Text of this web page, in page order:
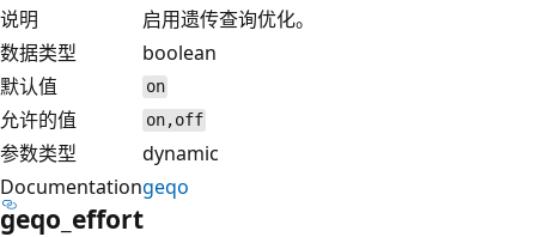
说明
启用遗传查询优化。
数据类型
boolean
默认值
on
允许的值 on,off
参数类型
dynamic
Documentationgeqo
geqo_effort